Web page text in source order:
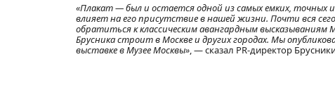
«Плакат — был и остается одной из самых емких, точных
влияет на его присутствие в нашей жизни. Почти вся
обратиться к классическим авангардным высказываниям
Брусника строит в Москве и других городах. Мы
выставке в Музее Москвы», — сказал PR-директор